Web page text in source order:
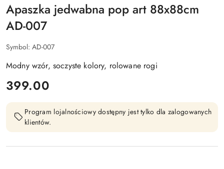
Apaszka jedwabna pop art 88x88cm
AD-007
Symbol: AD-007
Modny wzór, soczyste kolory, rolowane rogi
cena:
399.00
Program lojalnościowy dostępny jest tylko dla zalogowanych
klientów.